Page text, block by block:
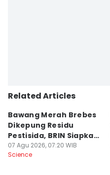
Related Articles
Bawang Merah Brebes
Dikepung Residu
Pestisida, BRIN Siapkan
Solusi
07 Agu 2026, 07:20 WIB
Science